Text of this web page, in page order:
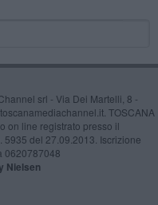
srl - Via Dei Martelli, 8 -
TOSCANA
on line registrato presso il
5935 del 27.09.2013. Iscrizione
0620787048
Nielsen